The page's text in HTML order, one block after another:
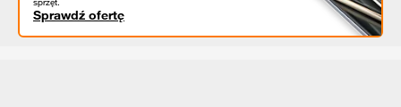
Sprawdź ofertę